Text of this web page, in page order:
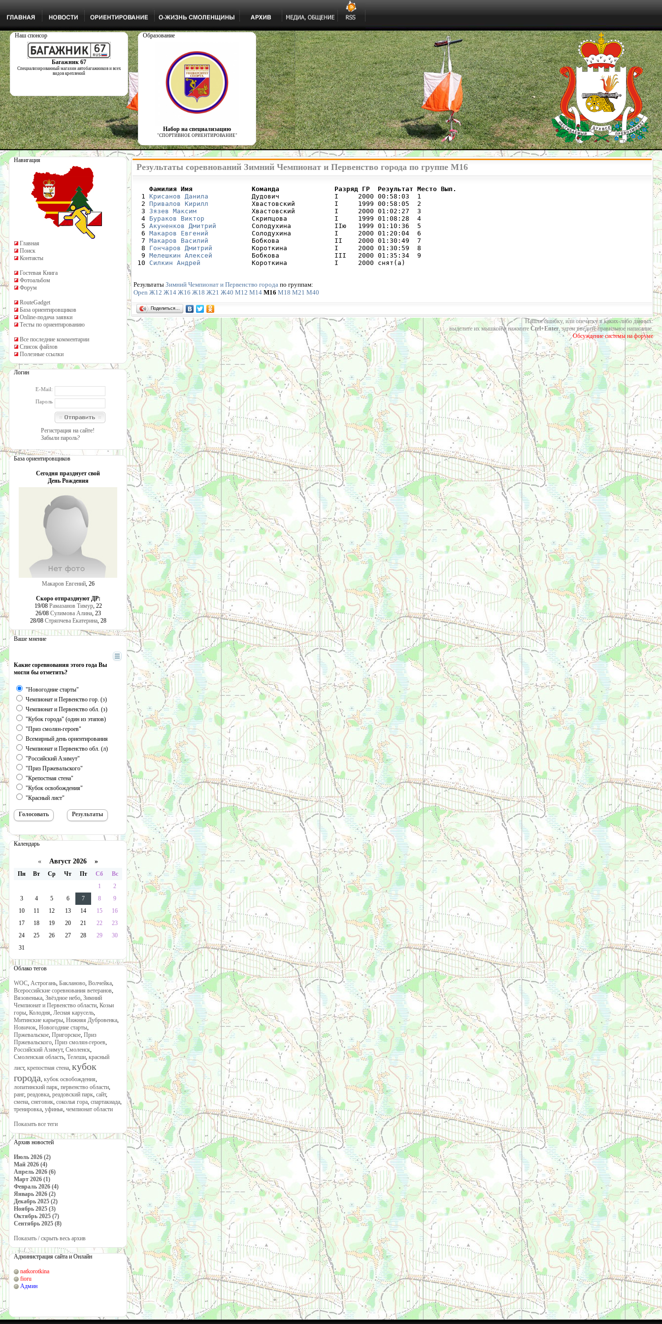
Наш спонсор
Багажник 67
Специализированный магазин автобагажников и всех
видов креплений
Образование
Набор на специализацию
"СПОРТИВНОЕ ОРИЕНТИРОВАНИЕ"
Навигация
Главная
Поиск
Контакты
Гостевая Книга
Фотоальбом
Форум
RouteGadget
База ориентировщиков
Online-подача заявки
Тесты по ориентированию
Все последние комментарии
Список файлов
Полезные ссылки
Логин
E-Mail:
Пароль
Регистрация на сайте!
Забыли пароль?
База ориентировщиков
Сегодня празднует свой
День Рождения
Макаров Евгений, 26
Скоро отпразднуют ДР:
19/08 Рамазанов Тимур, 22
26/08 Сулимова Алина, 23
28/08 Стряпчева Екатерина, 28
Ваше мнение
Какие соревнования этого года Вы
могли бы отметить?
"Новогодние старты"
Чемпионат и Первенство гор. (з)
Чемпионат и Первенство обл. (з)
"Кубок города" (один из этапов)
"Приз смолян-героев"
Всемирный день ориентирования
Чемпионат и Первенство обл. (л)
"Российский Азимут"
"Приз Пржевальского"
"Крепостная стена"
"Кубок освобождения"
"Красный лист"
Календарь
« Август 2026 »
Пн Вт Ср Чт Пт Сб
Вс
1
2
3
4 5 6 7 8
9
10
11 12 13 14 15
16
17
18 19 20 21 22
23
24
25 26 27 28 29
30
31
Облако тегов
WOC, Астрогань, Бакланово, Волчейка,
Всероссийские соревнования ветеранов,
Вязовенька, Звёздное небо, Зимний
Чемпионат и Первенство области, Козьи
горы, Колодня, Лесная карусель,
Митинские карьеры, Нижняя Дубровенка,
Новичок, Новогодние старты,
Пржевальское, Пригорское, Приз
Пржевальского, Приз смолян-героев,
Российский Азимут, Смоленск,
Смоленская область, Телеши, красный
лист, крепостная стена, кубок
города, кубок освобождения,
лопатинский парк, первенство области,
ранг, реадовка, реадовский парк, сайт,
смена, снеговик, соколья гора, спартакиада,
тренировка, уфинья, чемпионат области
Показать все теги
Архив новостей
Июль 2026 (2)
Май 2026 (4)
Апрель 2026 (6)
Март 2026 (1)
Февраль 2026 (4)
Январь 2026 (2)
Декабрь 2025 (2)
Ноябрь 2025 (3)
Октябрь 2025 (7)
Сентябрь 2025 (8)
Показать / скрыть весь архив
Администрация сайта и Онлайн
natkorotkina
fioru
Админ
Результаты соревнований Зимний Чемпионат и Первенство города по группе М16
    Фамилия Имя               Команда              Разряд ГР  Результат Место Вып.
1 Крисанов Данила
           Дудович              I     2000 00:58:03  1
  2
Привалов Кирилл
           Хвастовский          I     1999 00:58:05  2
  3
Зязев Максим
              Хвастовский          I     2000 01:02:27  3
  4
Бураков Виктор
            Скрипцова            I     1999 01:08:28  4
  5
Акуненков Дмитрий
         Солодухина           IIю   1999 01:10:36  5
  6
Макаров Евгений
           Солодухина           I     2000 01:20:04  6
  7
Макаров Василий
           Бобкова              II    2000 01:30:49  7
  8
Гончаров Дмитрий
          Короткина            I     2000 01:30:59  8
  9
Мелешкин Алексей
          Бобкова              III   2000 01:35:34  9
10 Силкин Андрей
             Короткина            I     2000 снят(а)
Результаты Зимний Чемпионат и Первенство города по группам:
Open Ж12 Ж14 Ж16 Ж18 Ж21 Ж40 М12 М14 М16 М18 М21 М40
Поделиться…
Нашли ошибку, или опечатку в каких-либо данных:
выделите их мышкой и нажмите Ctrl+Enter, затем введите правильное написание.
Обсуждение системы на форуме